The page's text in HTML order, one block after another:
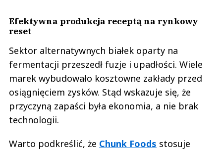
Efektywna produkcja receptą na rynkowy
reset
Sektor alternatywnych białek oparty na
fermentacji przeszedł fuzje i upadłości. Wiele
marek wybudowało kosztowne zakłady przed
osiągnięciem zysków. Stąd wskazuje się, że
przyczyną zapaści była ekonomia, a nie brak
technologii.
Warto podkreślić, że Chunk Foods stosuje